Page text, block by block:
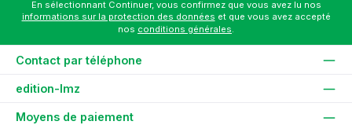
informations sur la protection des données et que vous avez accepté
nos conditions générales
Contact par téléphone
edition-lmz
Moyens de paiement